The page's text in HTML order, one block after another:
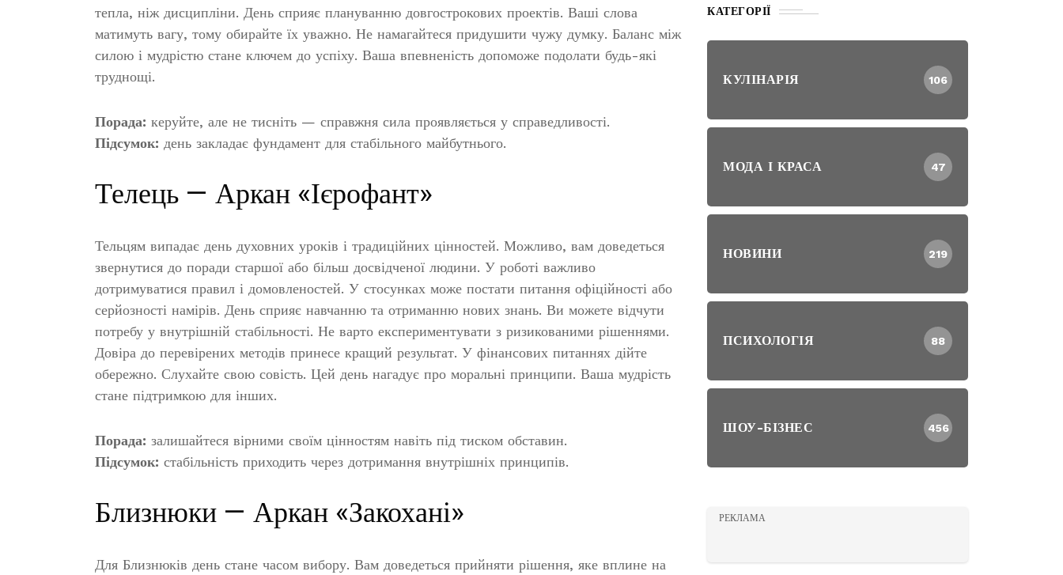
тепла, ніж дисципліни. День сприяє плануванню довгострокових проектів. Ваші слова
матимуть вагу, тому обирайте їх уважно. Не намагайтеся придушити чужу думку. Баланс між
силою і мудрістю стане ключем до успіху. Ваша впевненість допоможе подолати будь-які
труднощі.
Порада: керуйте, але не тисніть — справжня сила проявляється у справедливості.
Підсумок: день закладає фундамент для стабільного майбутнього.
Телець — Аркан «Ієрофант»
Тельцям випадає день духовних уроків і традиційних цінностей. Можливо, вам доведеться
звернутися до поради старшої або більш досвідченої людини. У роботі важливо
дотримуватися правил і домовленостей. У стосунках може постати питання офіційності або
серйозності намірів. День сприяє навчанню та отриманню нових знань. Ви можете відчути
потребу у внутрішній стабільності. Не варто експериментувати з ризикованими рішеннями.
Довіра до перевірених методів принесе кращий результат. У фінансових питаннях дійте
обережно. Слухайте свою совість. Цей день нагадує про моральні принципи. Ваша мудрість
стане підтримкою для інших.
Порада: залишайтеся вірними своїм цінностям навіть під тиском обставин.
Підсумок: стабільність приходить через дотримання внутрішніх принципів.
Близнюки — Аркан «Закохані»
Для Близнюків день стане часом вибору. Вам доведеться прийняти рішення, яке вплине на
КАТЕГОРІЇ
КУЛІНАРІЯ 106
МОДА І КРАСА 47
НОВИНИ 219
ПСИХОЛОГІЯ 88
ШОУ-БІЗНЕС 456
РЕКЛАМА